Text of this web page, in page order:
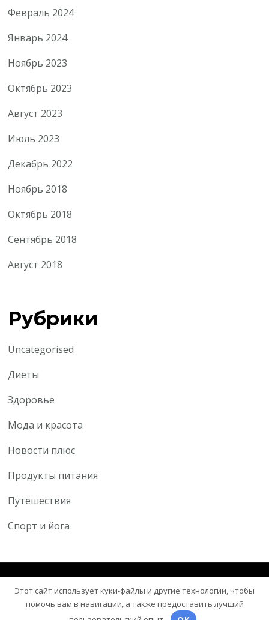
Февраль 2024
Январь 2024
Ноябрь 2023
Октябрь 2023
Август 2023
Июль 2023
Декабрь 2022
Ноябрь 2018
Октябрь 2018
Сентябрь 2018
Август 2018
Рубрики
Uncategorised
Диеты
Здоровье
Мода и красота
Новости плюс
Продукты питания
Путешествия
Спорт и йога
Blossom Health Coach | Разработана
Blossom Themes. На платформеWordPress
Этот сайт использует куки-файлы и другие технологии, чтобы
помочь вам в навигации, а также предоставить лучший